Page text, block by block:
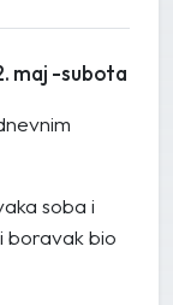
maj -subota
soba i
boravak bio